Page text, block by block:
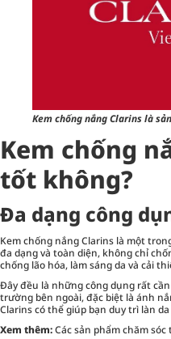
Kem chống nắng Clarins là
Kem chống
tốt không?
Đa dạng công
Kem chống nắng Clarins là một
đa dạng và toàn diện, không chỉ
chống lão hóa, làm sáng da và cải
Đây đều là những công dụng rất
trường bên ngoài, đặc biệt là ánh
Clarins có thể giúp bạn duy trì làn
Xem thêm:Các sản phẩm chăm